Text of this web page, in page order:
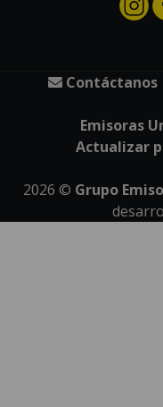
Contáctanos
Emisoras
Actualizar
2026 © Grupo